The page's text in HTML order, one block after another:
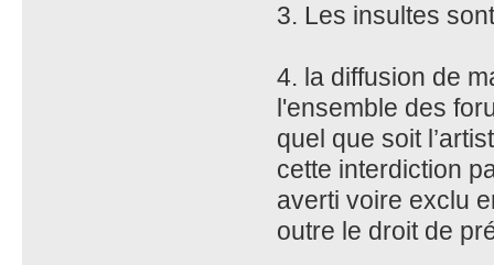
3. Les insultes
4. la diffusion de
l'ensemble des
quel que soit
cette interdiction
averti voire exclu
outre le droit de